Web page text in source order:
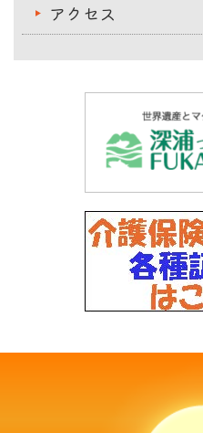
アクセス